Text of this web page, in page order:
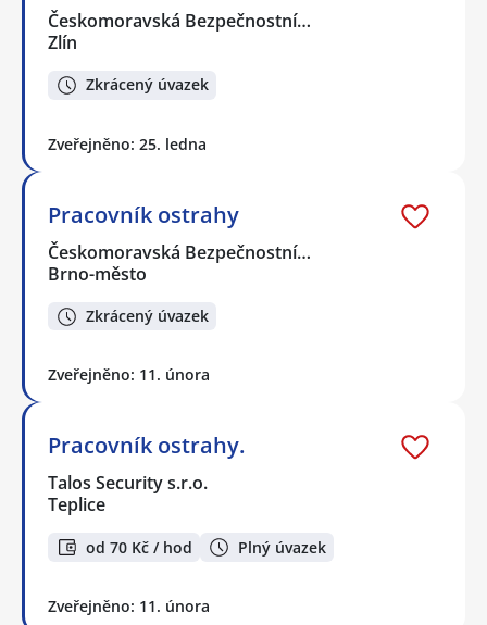
Českomoravská Bezpečnostní…
Zlín
Zkrácený úvazek
Zveřejněno: 25. ledna
Pracovník ostrahy
Českomoravská Bezpečnostní…
Brno-město
Zkrácený úvazek
Zveřejněno: 11. února
Pracovník ostrahy.
Talos Security s.r.o.
Teplice
od 70 Kč / hod Plný úvazek
Zveřejněno: 11. února